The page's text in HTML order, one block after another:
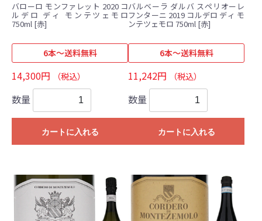
バローロ モンファレット 2020 コ
ルデロ ディ モンテツェモロ
750ml [赤]
6本～送料無料
14,300円 （税込）
数量
カートに入れる
バルベーラ ダルバ スペリオーレ
フンターニ 2019 コルデロ ディ モ
ンテツェモロ 750ml [赤]
6本～送料無料
11,242円 （税込）
数量
カートに入れる